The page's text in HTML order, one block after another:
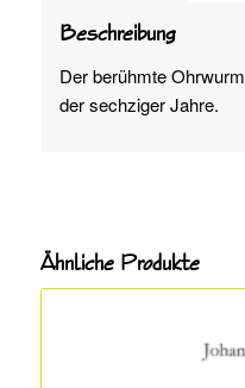
Beschreibung
Der berühmte
der sechziger Jahre.
Ähnliche Produkte